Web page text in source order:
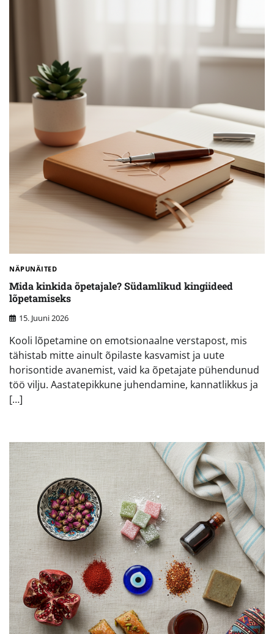
NÄPUNÄITED
Mida kinkida õpetajale? Südamlikud kingiideed
lõpetamiseks
15. Juuni 2026
Kooli lõpetamine on emotsionaalne verstapost, mis
tähistab mitte ainult õpilaste kasvamist ja uute
horisontide avanemist, vaid ka õpetajate pühendunud
töö vilju. Aastatepikkune juhendamine, kannatlikkus ja
[…]